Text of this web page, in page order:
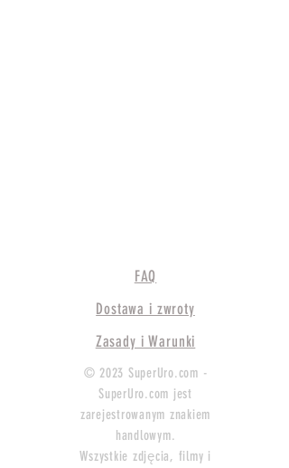
FAQ
Dostawa i zwroty
Zasady i Warunki
© 2023 SuperUro.com -
SuperUro.com jest
zarejestrowanym znakiem
handlowym.
Wszystkie zdjęcia, filmy i